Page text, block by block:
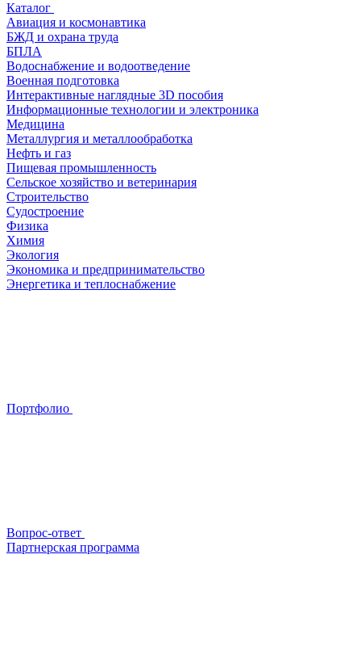
Каталог
Авиация и космонавтика
БЖД и охрана труда
БПЛА
Водоснабжение и водоотведение
Военная подготовка
Интерактивные наглядные 3D пособия
Информационные технологии и электроника
Медицина
Металлургия и металлообработка
Нефть и газ
Пищевая промышленность
Сельское хозяйство и ветеринария
Строительство
Судостроение
Физика
Химия
Экология
Экономика и предпринимательство
Энергетика и теплоснабжение
Портфолио
Вопрос-ответ
Партнерская программа